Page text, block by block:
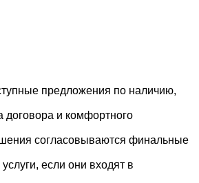
предложения по наличию,
договора и комфортного
согласовываются финальные
если они входят в